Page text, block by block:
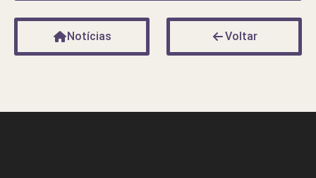
Notícias Voltar